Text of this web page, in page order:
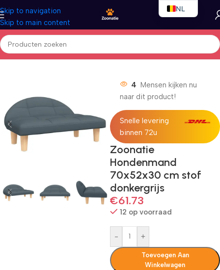
Skip to navigation
Skip to main content
Home/Honden/Hondenbedden
4 Mensen kijken nu
naar dit product!
Snelle levering
binnen 72u
Zoonatie
Hondenmand
70x52x30 cm stof
donkergrijs
€61.73
12 op voorraad
- +
Toevoegen Aan
Winkelwagen
NL